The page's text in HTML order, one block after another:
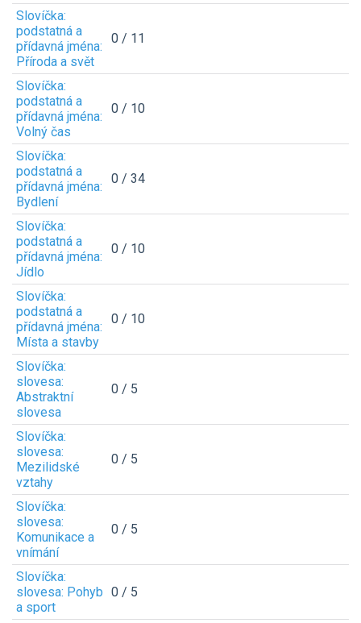
Slovíčka:
podstatná a
přídavná jména:
Příroda a svět
0 / 11
Slovíčka:
podstatná a
přídavná jména:
Volný čas
0 / 10
Slovíčka:
podstatná a
přídavná jména:
Bydlení
0 / 34
Slovíčka:
podstatná a
přídavná jména:
Jídlo
0 / 10
Slovíčka:
podstatná a
přídavná jména:
Místa a stavby
0 / 10
Slovíčka:
slovesa:
Abstraktní
slovesa
0 / 5
Slovíčka:
slovesa:
Mezilidské
vztahy
0 / 5
Slovíčka:
slovesa:
Komunikace a
vnímání
0 / 5
Slovíčka:
slovesa: Pohyb
a sport
0 / 5